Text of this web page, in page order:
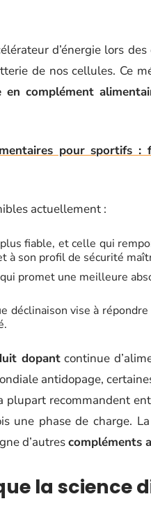
d’énergie lors
de nos cellules. Ce
en complément
pour sportifs
actuellement :
fiable, et celle qui
à son profil de sécurité
promet une meilleure
déclinaison vise à
dopantcontinue
antidopage,
plupart recommandent
une phase de charge.
d’autrescompléments
la science